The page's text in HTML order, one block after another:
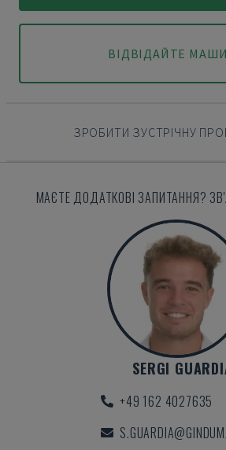
ВІДВІДАЙТЕ
ЗРОБИТИ ЗУСТРІЧНУ
МАЄТЕ ДОДАТКОВІ ЗАПИТАННЯ?
SERGI
+49 162 4027635